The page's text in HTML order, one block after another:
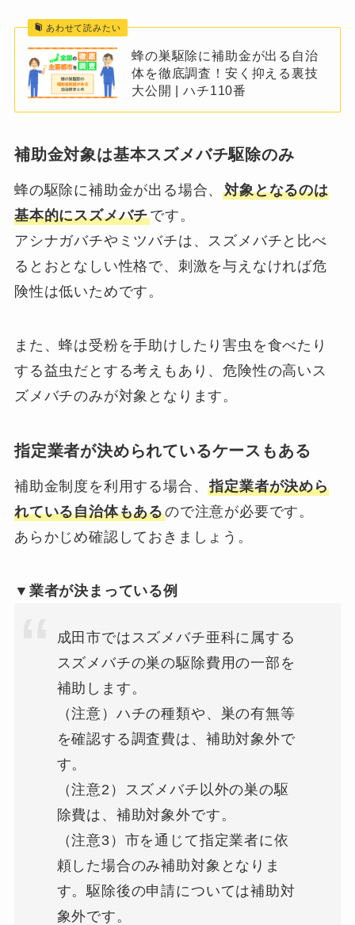
あわせて読みたい
蜂の巣駆除に補助金が出る自治
体を徹底調査！安く抑える裏技
大公開 | ハチ110番
補助金対象は基本スズメバチ駆除のみ
蜂の駆除に補助金が出る場合、対象となるのは
基本的にスズメバチです。
アシナガバチやミツバチは、スズメバチと比べ
るとおとなしい性格で、刺激を与えなければ危
険性は低いためです。
また、蜂は受粉を手助けしたり害虫を食べたり
する益虫だとする考えもあり、危険性の高いス
ズメバチのみが対象となります。
指定業者が決められているケースもある
補助金制度を利用する場合、指定業者が決めら
れている自治体もあるので注意が必要です。
あらかじめ確認しておきましょう。
▼業者が決まっている例
成田市ではスズメバチ亜科に属する
スズメバチの巣の駆除費用の一部を
補助します。
（注意）ハチの種類や、巣の有無等
を確認する調査費は、補助対象外で
す。
（注意2）スズメバチ以外の巣の駆
除費は、補助対象外です。
（注意3）市を通じて指定業者に依
頼した場合のみ補助対象となりま
す。駆除後の申請については補助対
象外です。